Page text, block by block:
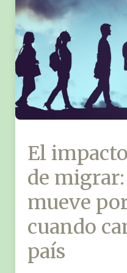
El
de
mueve
cuando
país